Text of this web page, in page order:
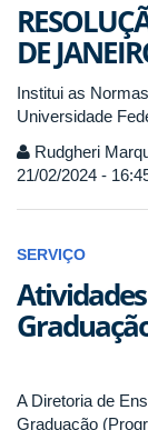
DE
Institui as
Universidade
Rudgheri
21/02/2024 -
SERVIÇO
A Diretoria de
Graduação